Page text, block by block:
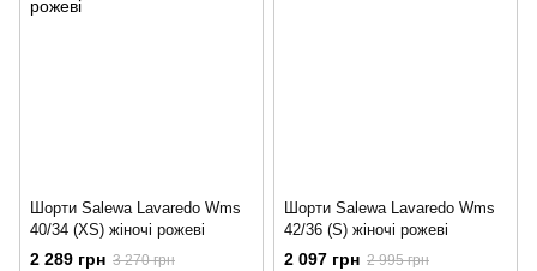
Шорти Salewa Lavaredo Wms
40/34 (XS) жіночі рожеві
2 289 грн 3 270 грн
Шорти Salewa Lavaredo Wms
42/36 (S) жіночі рожеві
2 097 грн 2 995 грн